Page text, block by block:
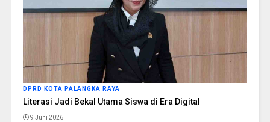
DPRD KOTA PALANGKA RAYA
Literasi Jadi Bekal Utama Siswa di Era Digital
9 Juni 2026